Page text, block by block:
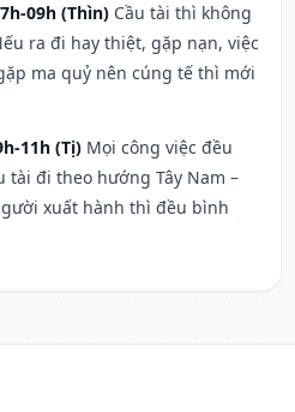
09h (Thìn) Cầu tài thì không
ra đi hay thiệt, gặp nạn, việc
ma quỷ nên cúng tế thì mới
11h (Tị) Mọi công việc đều
đi theo hướng Tây Nam –
xuất hành thì đều bình